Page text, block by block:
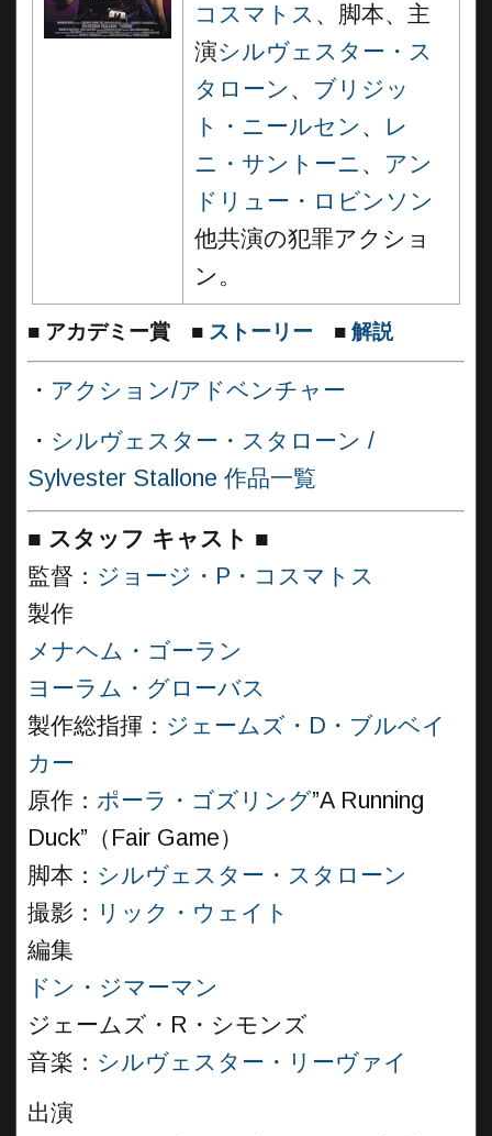
コスマトス 、脚本、主
演シルヴェスター・ス
タローン 、 ブリジッ
ト・ニールセン 、
レ
ニ・サントーニ 、 アン
ドリュー・ロビンソン
他共演の犯罪アクショ
ン。
■ アカデミー賞 ■ ストーリー ■ 解説
・ アクション/アドベンチャー
・ シルヴェスター・スタローン /
Sylvester Stallone 作品一覧
■ スタッフ キャスト ■
監督： ジョージ・P・コスマトス
製作
メナヘム・ゴーラン
ヨーラム・グローバス
製作総指揮： ジェームズ・D・ブルベイ
カー
原作： ポーラ・ゴズリング”A Running
Duck”（Fair Game）
脚本： シルヴェスター・スタローン
撮影： リック・ウェイト
編集
ドン・ジマーマン
ジェームズ・R・シモンズ
音楽： シルヴェスター・リーヴァイ
出演